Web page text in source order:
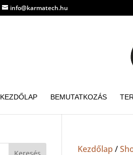
info@karmatech.hu
KEZDŐLAP BEMUTATKOZÁS
Kezdőlap /